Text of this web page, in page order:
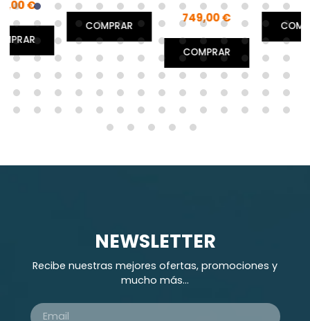
COMPRAR
749,00 €
COMPRAR
COMPRAR
NEWSLETTER
Recibe nuestras mejores ofertas, promociones y
mucho más...